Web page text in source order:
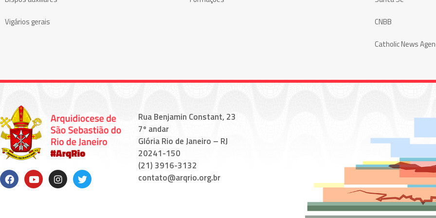
Vigários gerais
CNBB
Catholic News
Rua Benjamin Constant, 23
7º andar
Glória Rio de Janeiro – RJ
20241-150
(21) 3916-3132
contato@arqrio.org.br